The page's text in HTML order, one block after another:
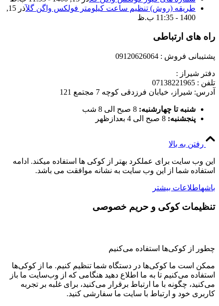
طریقه (روش) تنظیم ساعت کیلومتر فولکس واگن گل
آذر 15,
1400 - 11:35 ب.ظ
راه های ارتباطی
پشتیبانی فروش : 09120626064
دفتر شیراز :
تلفن : 07138221965
آدرس: شیراز، خیابان فرزدقی کوچه 7 مجتمع 121
شنبه تا چهارشنبه: 8 صبح الی 8 شب
پنجشنبه: 8 صبح الی 4 بعدازظهر
رفتن به بالا
این وب سایت برای عملکرد بهتر از کوکی ها استفاده میکند. ادامه
استفاده شما از این وب سایت به نشانه موافقت می باشد.
باشهاطلاعات بیشتر
تنظیمات کوکی و حریم خصوصی
چطور از کوکی‌ها استفاده می‌کنیم
ممکن است ما کوکی‌ها در دستگاه شما تنظیم کنیم. ما از کوکی‌ها
استفاده می‌کنیم تا به ما اطلاع دهید هنگامی که از وب‌سایت ما باز
می‌کنید، چگونه با ما ارتباط برقرار می‌کنید، برای غلبه بر تجربه
کاربری خود و ارتباط با سایت ما سفارشی کنید.